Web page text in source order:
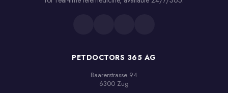
PETDOCTORS 365 AG
Baarerstrasse 94
6300 Zug